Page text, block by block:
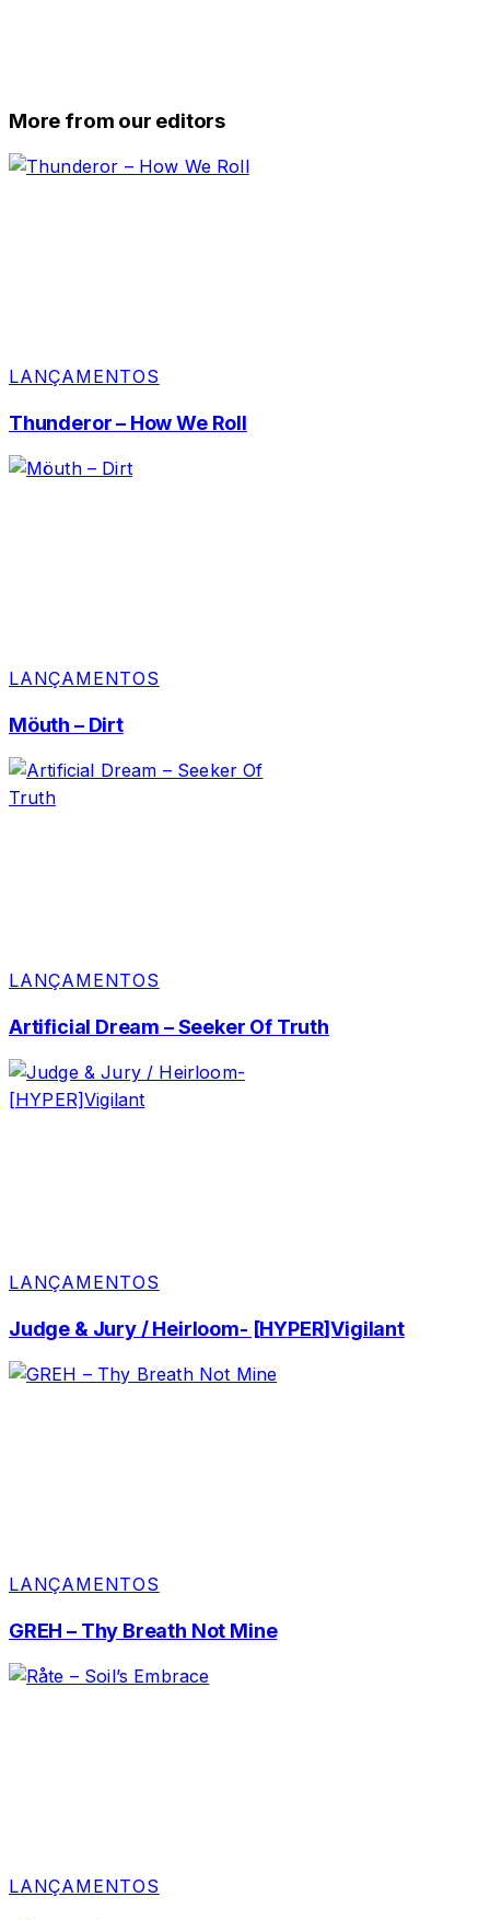
More from our editors
LANÇAMENTOS
Thunderor – How We Roll
LANÇAMENTOS
Möuth – Dirt
LANÇAMENTOS
Artificial Dream – Seeker Of Truth
LANÇAMENTOS
Judge & Jury / Heirloom- [HYPER]Vigilant
LANÇAMENTOS
GREH – Thy Breath Not Mine
LANÇAMENTOS